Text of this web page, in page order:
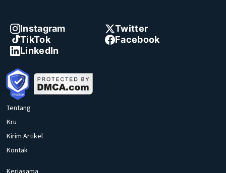
Instagram
Twitter
TikTok
Facebook
LinkedIn
Tentang
Kru
Kirim Artikel
Kontak
Kerjasama